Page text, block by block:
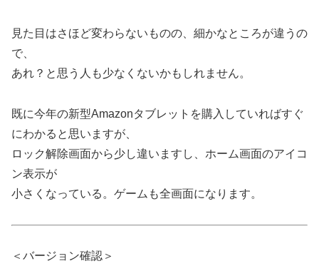
見た目はさほど変わらないものの、細かなところが違うの
で、
あれ？と思う人も少なくないかもしれません。
既に今年の新型Amazonタブレットを購入していればすぐ
にわかると思いますが、
ロック解除画面から少し違いますし、ホーム画面のアイコ
ン表示が
小さくなっている。ゲームも全画面になります。
＜バージョン確認＞